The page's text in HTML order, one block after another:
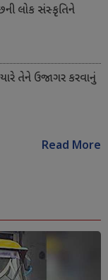
લોક સંસ્કૃતિને
ત્યારે તેને ઉજાગર કરવાનું
Read More